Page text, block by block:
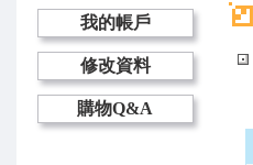
我的帳戶
修改資料
購物Q&A